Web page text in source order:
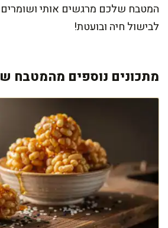
המטבח שלכם מרגשים אותי
לבישול חיה ובועטת!
מתכונים נוספים מהמטבח